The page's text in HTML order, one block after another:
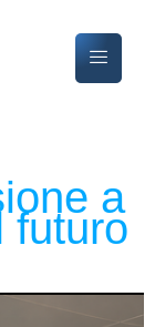
a
futuro